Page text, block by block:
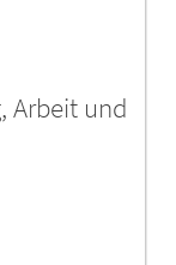
Arbeit und